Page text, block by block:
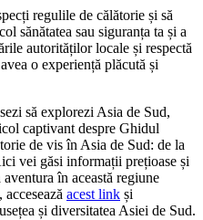
regulile de călătorie și să
sănătatea sau siguranța ta și a
autorităților locale și respectă
o experiență plăcută și
să explorezi Asia de Sud,
captivant despre Ghidul
de vis în Asia de Sud: de la
vei găsi informații prețioase și
în această regiune
acest link și
și diversitatea Asiei de Sud.